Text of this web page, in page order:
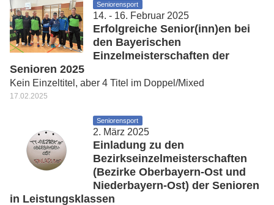
Seniorensport
14. - 16. Februar 2025
Erfolgreiche Senior(inn)en bei
den Bayerischen
Einzelmeisterschaften der
Senioren 2025
Kein Einzeltitel, aber 4 Titel im Doppel/Mixed
17.02.2025
Seniorensport
2. März 2025
Einladung zu den
Bezirkseinzelmeisterschaften
(Bezirke Oberbayern-Ost und
Niederbayern-Ost) der Senioren
in Leistungsklassen